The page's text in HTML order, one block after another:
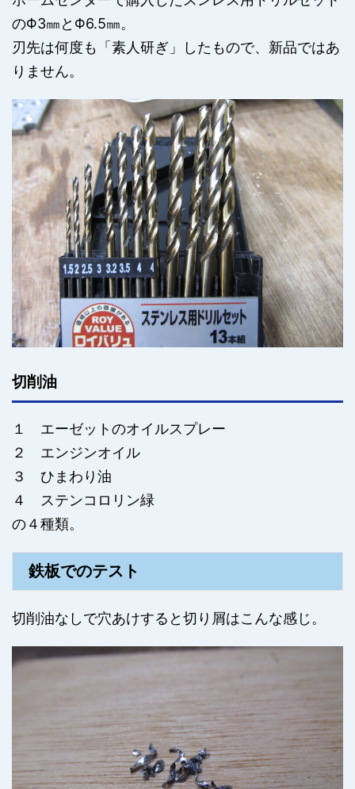
のΦ3㎜とΦ6.5㎜。
刃先は何度も「素人研ぎ」したもので、新品ではあ
りません。
切削油
１ エーゼットのオイルスプレー
２ エンジンオイル
３ ひまわり油
４ ステンコロリン緑
の４種類。
鉄板でのテスト
切削油なしで穴あけすると切り屑はこんな感じ。